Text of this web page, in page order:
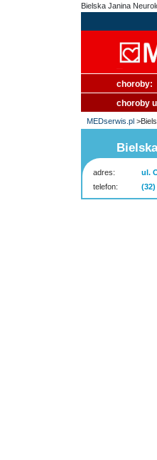
Bielska Janina
choroby:
choroby
MEDserwis.pl
adres:
ul.
telefon:
(32)